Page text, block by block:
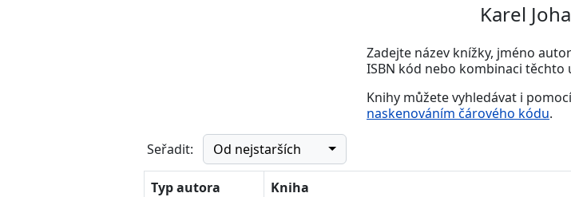
Karel
Zadejte název knížky, jméno
ISBN kód nebo kombinaci těchto
Knihy můžete vyhledávat i
naskenováním čárového kódu.
Seřadit: Od nejstarších
Typ autora
Kniha